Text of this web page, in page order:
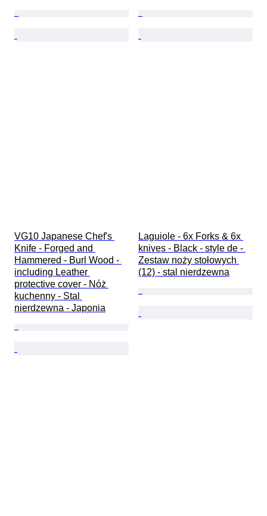
VG10 Japanese Chef's
Knife - Forged and
Hammered - Burl Wood -
including Leather
protective cover - Nóż
kuchenny - Stal
nierdzewna - Japonia
Laguiole - 6x Forks & 6x
knives - Black - style de -
Zestaw noży stołowych
(12) - stal nierdzewna